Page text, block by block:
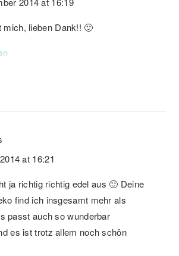
mich, lieben Dank!! 🙂
at 16:21
ja richtig richtig edel aus 🙂 Deine
find ich insgesamt mehr als
passt auch so wunderbar
es ist trotz allem noch schön